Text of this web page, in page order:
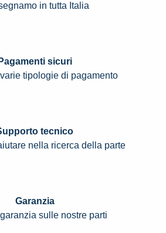
in tutta Italia
Pagamenti sicuri
tipologie di pagamento
tecnico
nella ricerca della parte
Garanzia
sulle nostre parti